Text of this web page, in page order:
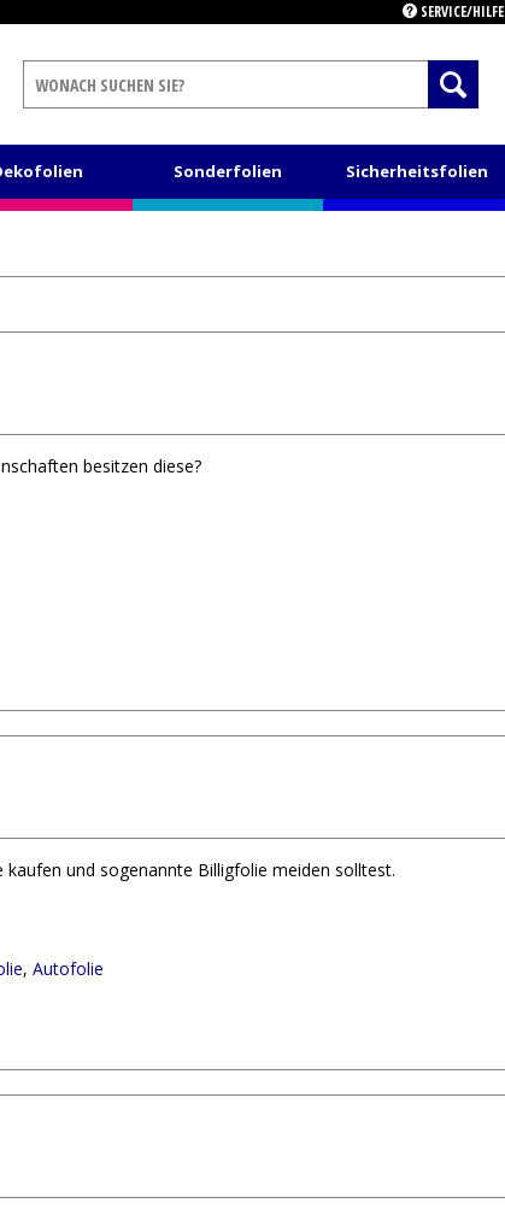
SERVICE/HILFE
Sonderfolien Sicherheitsfolien
besitzen diese?
und sogenannte Billigfolie meiden solltest.
, Autofolie